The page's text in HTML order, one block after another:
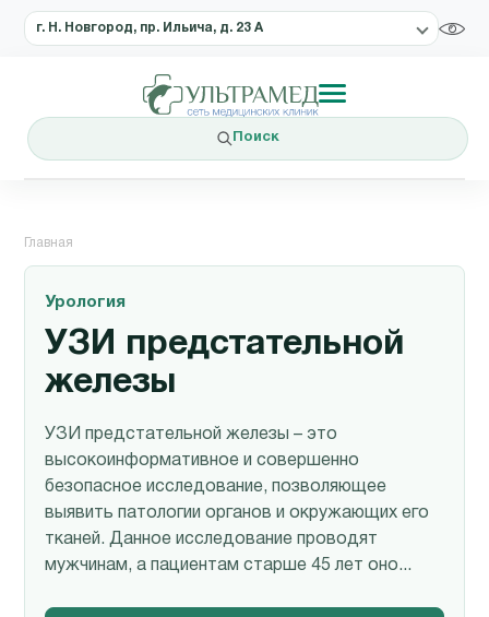
г. Н. Новгород, пр. Ильича, д. 23 А
Поиск
Главная
Урология
УЗИ предстательной
железы
УЗИ предстательной железы – это
высокоинформативное и совершенно
безопасное исследование, позволяющее
выявить патологии органов и окружающих его
тканей. Данное исследование проводят
мужчинам, а пациентам старше 45 лет оно...